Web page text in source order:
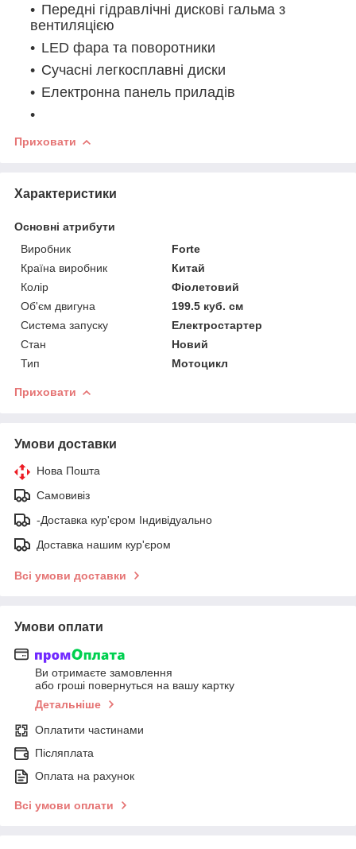
Передні гідравлічні дискові гальма з
вентиляцією
LED фара та поворотники
Сучасні легкосплавні диски
Електронна панель приладів
Приховати
Характеристики
Основні атрибути
Виробник
Forte
Країна виробник
Китай
Колір
Фіолетовий
Об'єм двигуна
199.5 куб. см
Система запуску
Електростартер
Стан
Новий
Тип
Мотоцикл
Приховати
Умови доставки
Нова Пошта
Самовивіз
-Доставка кур'єром Індивідуально
Доставка нашим кур'єром
Всі умови доставки
Умови оплати
Ви отримаєте замовлення
або гроші повернуться на вашу картку
Детальніше
Оплатити частинами
Післяплата
Оплата на рахунок
Всі умови оплати